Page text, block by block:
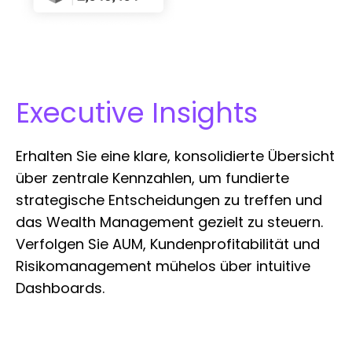
Executive Insights
Erhalten Sie eine klare, konsolidierte Übersicht
über zentrale Kennzahlen, um fundierte
strategische Entscheidungen zu treffen und
das Wealth Management gezielt zu steuern.
Verfolgen Sie AUM, Kundenprofitabilität und
Risikomanagement mühelos über intuitive
Dashboards.